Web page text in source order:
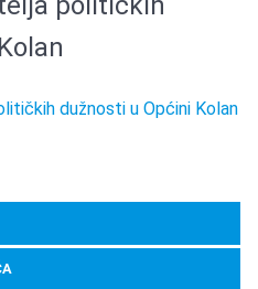
dužnosti u Općini Kolan